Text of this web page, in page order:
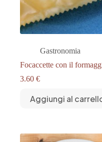
Gastronomia
Focaccette con il
3.60 €
Aggiungi al